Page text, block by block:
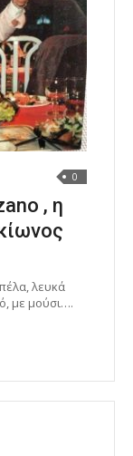
0
, η
λευκά
με μούσι….